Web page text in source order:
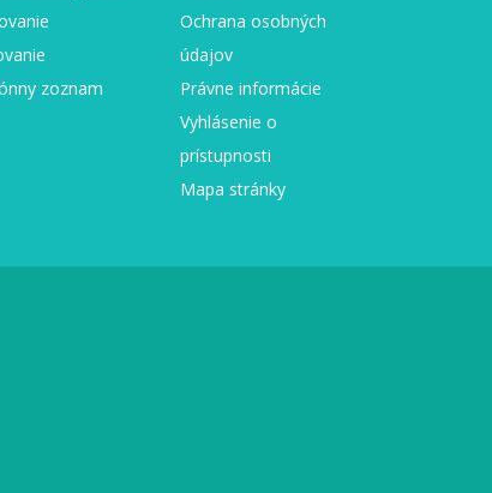
zoznam
Ochrana osobných
údajov
Právne informácie
Vyhlásenie o
prístupnosti
Mapa stránky